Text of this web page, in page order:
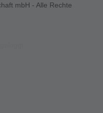
mbH - Alle Rechte